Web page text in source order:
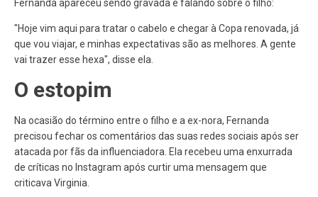
Fernanda apareceu sendo gravada e falando sobre o filho:
"Hoje vim aqui para tratar o cabelo e chegar à Copa renovada, já
que vou viajar, e minhas expectativas são as melhores. A gente
vai trazer esse hexa", disse ela.
O estopim
Na ocasião do término entre o filho e a ex-nora, Fernanda
precisou fechar os comentários das suas redes sociais após ser
atacada por fãs da influenciadora. Ela recebeu uma enxurrada
de críticas no Instagram após curtir uma mensagem que
criticava Virginia.